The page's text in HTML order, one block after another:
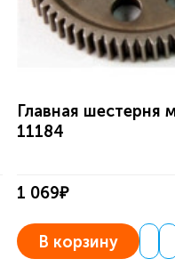
Главная шестерня
11184
1 069₽
В корзину